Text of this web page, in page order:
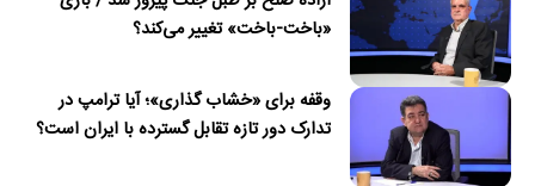
«باخت-باخت» تغییر می‌کند؟
وقفه برای «خشاب گذاری»؛ آیا ترامپ در
تدارک دور تازه تقابل گسترده با ایران است؟